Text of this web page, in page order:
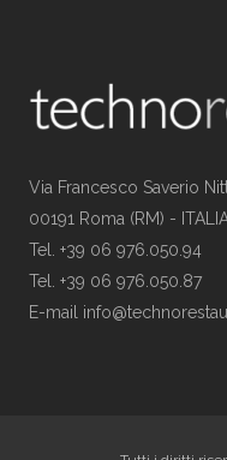
Via Francesco Saverio
00191 Roma (RM) -
Tel. +39 06 976.050.94
Tel. +39 06 976.050.87
E-mail